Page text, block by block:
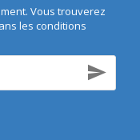
Vous trouverez
les conditions